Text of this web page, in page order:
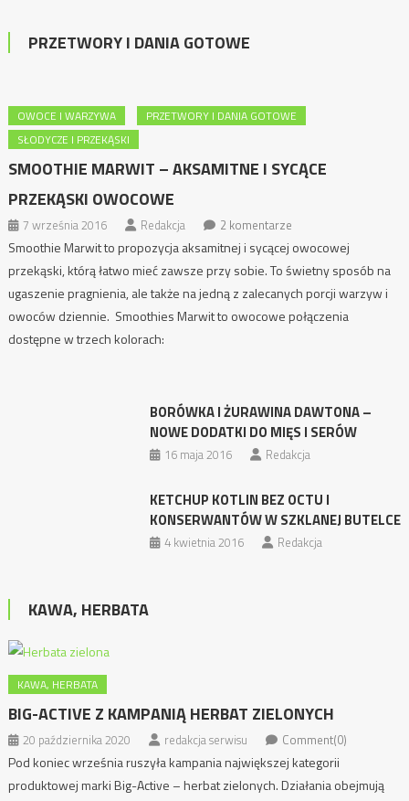
PRZETWORY I DANIA GOTOWE
OWOCE I WARZYWA
PRZETWORY I DANIA GOTOWE
SŁODYCZE I PRZEKĄSKI
SMOOTHIE MARWIT – AKSAMITNE I SYCĄCE
PRZEKĄSKI OWOCOWE
7 września 2016 Redakcja 2 komentarze
Smoothie Marwit to propozycja aksamitnej i sycącej owocowej
przekąski, którą łatwo mieć zawsze przy sobie. To świetny sposób na
ugaszenie pragnienia, ale także na jedną z zalecanych porcji warzyw i
owoców dziennie. Smoothies Marwit to owocowe połączenia
dostępne w trzech kolorach:
BORÓWKA I ŻURAWINA DAWTONA –
NOWE DODATKI DO MIĘS I SERÓW
16 maja 2016 Redakcja
KETCHUP KOTLIN BEZ OCTU I
KONSERWANTÓW W SZKLANEJ BUTELCE
4 kwietnia 2016 Redakcja
KAWA, HERBATA
KAWA, HERBATA
BIG-ACTIVE Z KAMPANIĄ HERBAT ZIELONYCH
20 października 2020 redakcja serwisu Comment(0)
Pod koniec września ruszyła kampania największej kategorii
produktowej marki Big-Active – herbat zielonych. Działania obejmują